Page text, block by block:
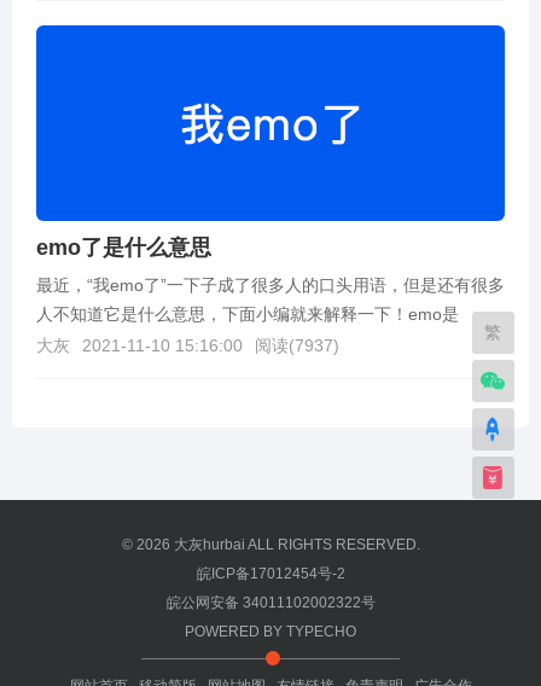
emo了是什么意思
最近，“我emo了”一下子成了很多人的口头用语，但是还有很多
人不知道它是什么意思，下面小编就来解释一下！emo是
“emotional”的缩写，这个词翻译成汉语也...
大灰 2021-11-10 15:16:00 阅读(7937)
© 2026 大灰hurbai ALL RIGHTS RESERVED.
皖ICP备17012454号-2
皖公网安备 34011102002322号
POWERED BY TYPECHO
繁